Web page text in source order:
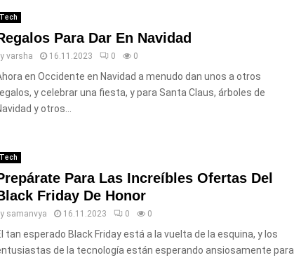
Tech
Para Dar En Navidad
varsha 16.11.2023 0 0
en Occidente en Navidad a menudo dan unos a otros
y celebrar una fiesta, y para Santa Claus, árboles de
y otros...
Tech
Para Las Increíbles Ofertas Del
Friday De Honor
samanvya 16.11.2023 0 0
tan esperado Black Friday está a la vuelta de la esquina, y los
de la tecnología están esperando ansiosamente para